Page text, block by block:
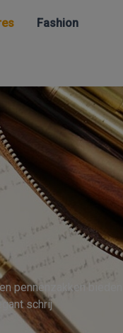
Fashion
pennenzakken
schrij